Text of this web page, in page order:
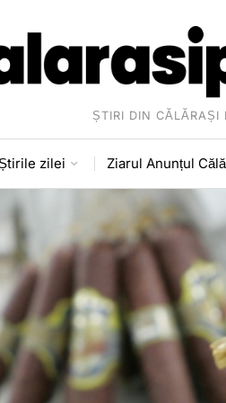
ȘTIRI DIN CĂLĂRAȘI
zilei Ziarul Anunțul